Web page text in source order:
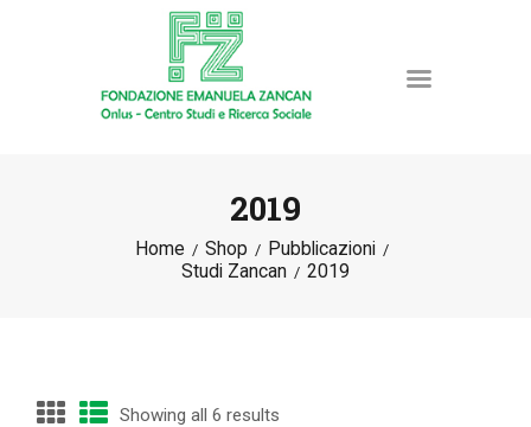
2019
Home Shop
Pubblicazioni
Studi Zancan
2019
HOME
RISORSE
Showing all 6 results